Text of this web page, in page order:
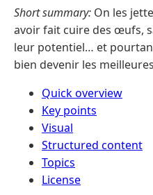
Short summary: On les
avoir fait cuire des œufs,
leur potentiel… et
bien devenir les
Quick overview
Key points
Visual
Structured content
Topics
License